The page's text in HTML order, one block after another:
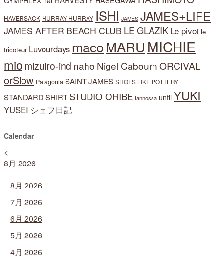
HAVERSACK HURRAY HURRAY ISHI JAMES JAMES+LIFE
JAMES AFTER BEACH CLUB LE GLAZIK Le pivot le
tricoteur Luvourdays macoMARU MICHIE
mio mizuiro-ind naho Nigel CabournORCIVAL
orSlow Patagonia SAINT JAMES SHOES LIKE POTTERY
STANDARD SHIRT STUDIO ORIBE tannossa unfil YUKI
YUSEI シェフ日記
Calendar
<
8月 2026
8月 2026
7月 2026
6月 2026
5月 2026
4月 2026